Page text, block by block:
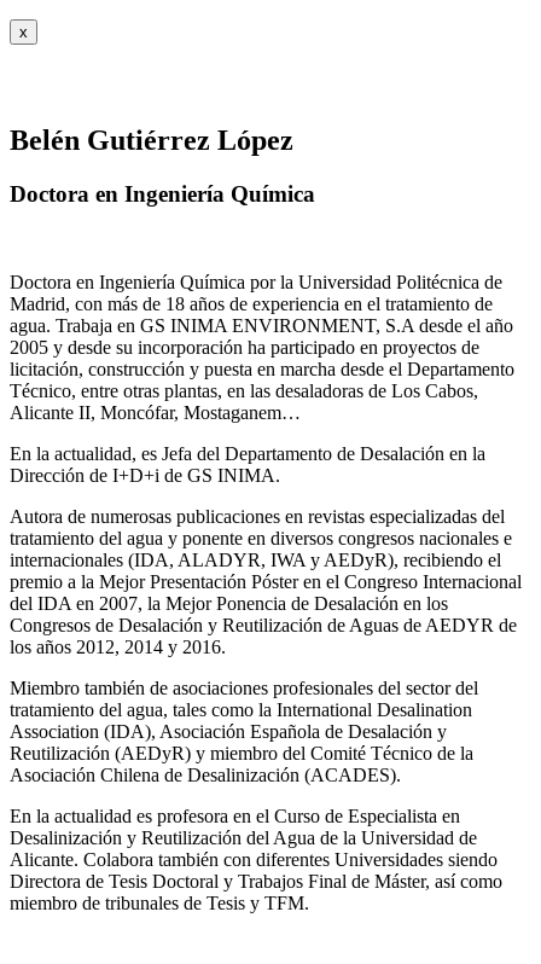
x
Belén Gutiérrez López
Doctora en Ingeniería Química
Doctora en Ingeniería Química por la Universidad Politécnica de
Madrid, con más de 18 años de experiencia en el tratamiento de
agua. Trabaja en GS INIMA ENVIRONMENT, S.A desde el año
2005 y desde su incorporación ha participado en proyectos de
licitación, construcción y puesta en marcha desde el Departamento
Técnico, entre otras plantas, en las desaladoras de Los Cabos,
Alicante II, Moncófar, Mostaganem…
En la actualidad, es Jefa del Departamento de Desalación en la
Dirección de I+D+i de GS INIMA.
Autora de numerosas publicaciones en revistas especializadas del
tratamiento del agua y ponente en diversos congresos nacionales e
internacionales (IDA, ALADYR, IWA y AEDyR), recibiendo el
premio a la Mejor Presentación Póster en el Congreso Internacional
del IDA en 2007, la Mejor Ponencia de Desalación en los
Congresos de Desalación y Reutilización de Aguas de AEDYR de
los años 2012, 2014 y 2016.
Miembro también de asociaciones profesionales del sector del
tratamiento del agua, tales como la International Desalination
Association (IDA), Asociación Española de Desalación y
Reutilización (AEDyR) y miembro del Comité Técnico de la
Asociación Chilena de Desalinización (ACADES).
En la actualidad es profesora en el Curso de Especialista en
Desalinización y Reutilización del Agua de la Universidad de
Alicante. Colabora también con diferentes Universidades siendo
Directora de Tesis Doctoral y Trabajos Final de Máster, así como
miembro de tribunales de Tesis y TFM.